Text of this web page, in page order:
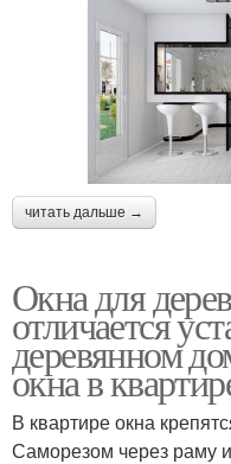
читать дальше →
Окна для
отличается
деревянном
окна в
В квартире окна
Саморезом через раму